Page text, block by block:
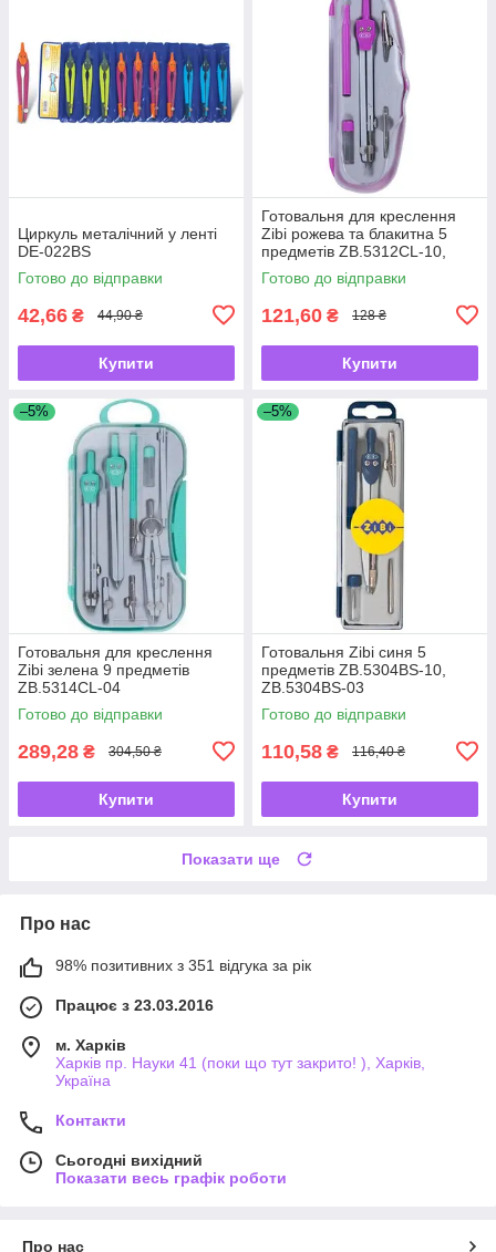
Циркуль металічний у ленті
DE-022BS
Готово до відправки
42,66 ₴ 44,90 ₴
Купити
Готовальня для креслення
Zibi рожева та блакитна 5
предметів ZB.5312CL-10,
ZB.5312CL-14
Готово до відправки
121,60 ₴ 128 ₴
Купити
–5%
Готовальня для креслення
Zibi зелена 9 предметів
ZB.5314CL-04
Готово до відправки
289,28 ₴ 304,50 ₴
Купити
–5%
Готовальня Zibi синя 5
предметів ZB.5304BS-10,
ZB.5304BS-03
Готово до відправки
110,58 ₴ 116,40 ₴
Купити
Показати ще
Про нас
98% позитивних з 351 відгука за рік
Працює з 23.03.2016
м. Харків
Харків пр. Науки 41 (поки що тут закрито! ), Харків,
Україна
Контакти
Сьогодні вихідний
Показати весь графік роботи
Про нас